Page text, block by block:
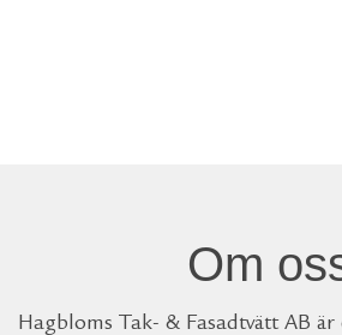
Om
Hagbloms Tak- & Fasadtvätt AB